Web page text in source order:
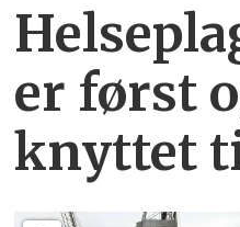
er først
knyttet